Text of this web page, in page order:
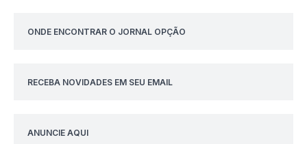
ONDE ENCONTRAR O JORNAL OPÇÃO
RECEBA NOVIDADES EM SEU EMAIL
ANUNCIE AQUI